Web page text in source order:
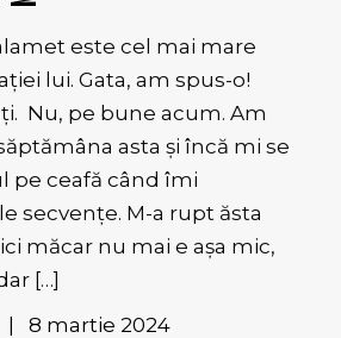
este cel mai mare
lui. Gata, am spus-o!
Nu, pe bune acum. Am
asta și încă mi se
pe ceafă când îmi
secvențe. M-a rupt ăsta
măcar nu mai e așa mic,
[…]
8 martie 2024